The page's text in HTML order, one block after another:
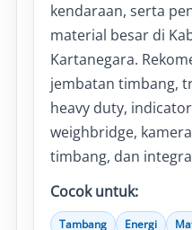
kendaraan, serta
material besar di
Kartanegara.
jembatan timbang,
heavy duty,
weighbridge,
timbang, dan
Cocok untuk:
Tambang Energi